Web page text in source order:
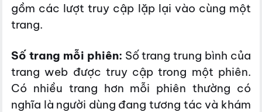
gồm các lượt truy cập lặp lại vào cùng một
trang.
Số trang mỗi phiên: Số trang trung bình của
trang web được truy cập trong một phiên.
Có nhiều trang hơn mỗi phiên thường có
nghĩa là người dùng đang tương tác và khám